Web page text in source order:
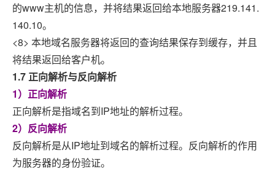
的www主机的信息，并将结果返回给本地服务器219.141.
140.10。
<8> 本地域名服务器将返回的查询结果保存到缓存，并且
将结果返回给客户机。
1.7 正向解析与反向解析
1）正向解析
正向解析是指域名到IP地址的解析过程。
2）反向解析
反向解析是从IP地址到域名的解析过程。反向解析的作用
为服务器的身份验证。